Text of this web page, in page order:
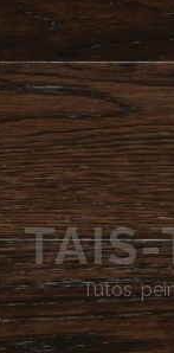
TAIS-
Tutos,